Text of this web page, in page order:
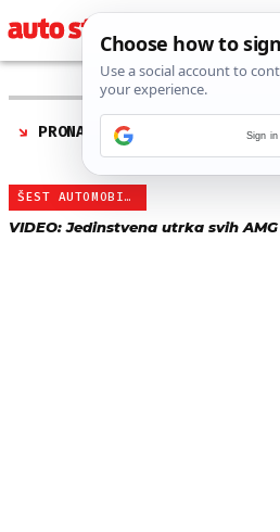
PRONAĐENO 1 REZULTATA ZA
43”
ŠEST AUTOMOBILA
VIDEO: Jedinstvena utrka svih
Sign